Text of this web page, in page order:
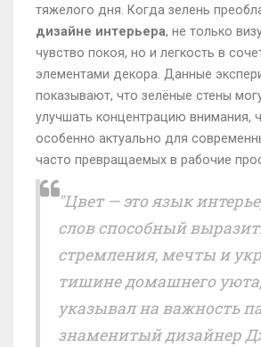
тяжелого дня. Когда зелень
дизайне интерьера, не только
чувство покоя, но и легкость в
элементами декора. Данные
показывают, что зелёные стены
улучшать концентрацию внимания,
особенно актуально для
часто превращаемых в рабочие
"Цвет — это язык
слов способный
стремления, мечты и
тишине домашнего
указывал на важность
знаменитый дизайнер